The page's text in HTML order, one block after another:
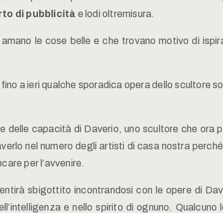
di pubblicità e lodi oltremisura.
le cose belle e che trovano motivo di
a ieri qualche sporadica opera dello scultore
capacità di Daverio, uno scultore che ora
nel numero degli artisti di casa nostra
per l’avvenire.
sbigottito incontrandosi con le opere di
e nello spirito di ognuno.